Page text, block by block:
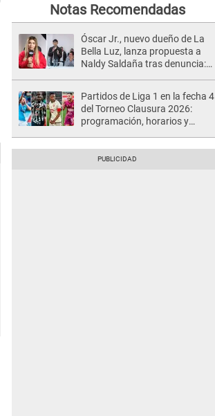
Notas Recomendadas
Óscar Jr., nuevo dueño de La
Bella Luz, lanza propuesta a
Naldy Saldaña tras denuncia:
Partidos de Liga 1 en la fecha 4
del Torneo Clausura 2026:
programación, horarios y